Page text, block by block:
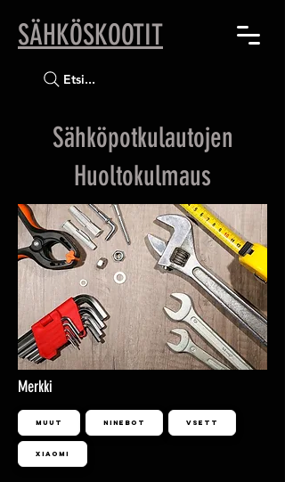
SÄHKÖSKOOTIT
Etsi...
Sähköpotkulautojen
Huoltokulmaus
Merkki
Muut Ninebot Vsett
Xiaomi